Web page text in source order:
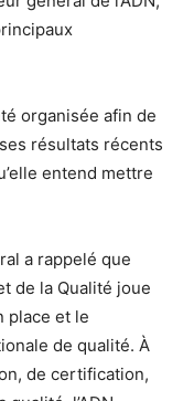
organisée afin de
résultats récents
entend mettre
a rappelé que
de la Qualité joue
place et le
de qualité. À
de certification,